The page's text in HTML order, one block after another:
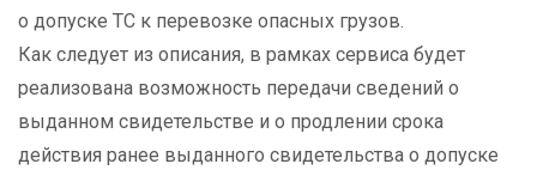
о допуске ТС к перевозке опасных грузов.
Как следует из описания, в рамках сервиса будет
реализована возможность передачи сведений о
выданном свидетельстве и о продлении срока
действия ранее выданного свидетельства о допуске